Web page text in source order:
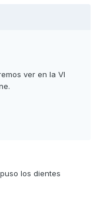
ver en la VI
los dientes